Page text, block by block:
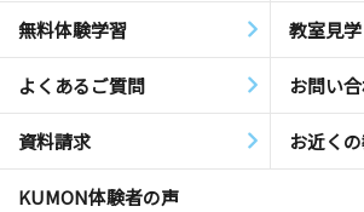
無料体験学習 教室見学
よくあるご質問 お問い
資料請求 お近く
KUMON体験者の声